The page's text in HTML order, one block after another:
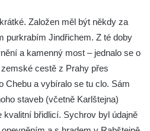
nesprávně
Založen měl být někdy za
purkrabím Jindřichem. Z té doby
a kamenný most – jednalo se o
cestě z Prahy přes
Chebu a vybíralo se tu clo. Sám
staveb (včetně Karlštejna)
břidlicí. Sychrov byl údajně